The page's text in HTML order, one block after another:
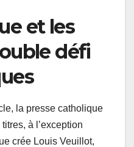
et les
défi
la presse catholique
à l’exception
crée Louis Veuillot,